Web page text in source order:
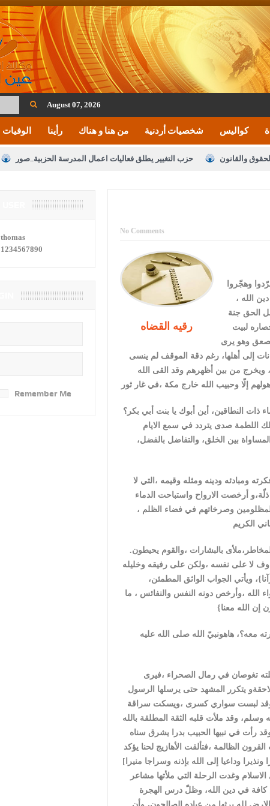
August 07, 2026
الوفيات رأينا من هنا و هناك شخصيات أردنية كواليس
حزب التغيير يطلق فعاليات اعمال المدرسة الحزبية..صور والقانون
النواب يقر مشروع تعديل قانون الملكية العقارية
دعوة المكلفين بخدمة العلم (الدفعة الثالثة) إلى مراجعة منصة خدمة العلم
القاضي محمود أحمد فريحات.. مبارك ومزيدا من التوفيق
No Comments
رقيه القضاه
وهجّروا
الله ،
الحق جنة
لبيت
وهو يرى
إلى أهلها، رغم دقة الموقف لم ينسى
ويخرج من بين أظهرهم وقد القى الله
إلّا وحبيب الله خارج مكة ،في غار ثور
النطاقين، أين أبوك يا بنت أبي بكر؟
تلك اللطمة صدى يتردد في سمع الايام
بين الخلق، والتفاضل بالفضل،
ومبادئه ودينه ومثله وقيمه ،التي لا
أرخصت الارواح واستباحت الدماء
وصرخاتهم في فضاء الظلم ،
الكريم
.ويقضي رسول الله صلى الله عليه وسلم وصاحبه الصدّيق في غار ثور أياما مليئة بالترقب ،محفوفة بالمخاطر،ملأى بالبشارات ،والقوم يحيطون
لا على نفسه ،ولكن على رفيقه وخليله
ويأتي الجواب الواثق المطمئن،
الله ،وأرخص دونه النفس والنفائس ، ما
معه؟، هاهونبيّ الله صلى الله عليه
تغوصان في رمال الصحراء ،فيرى
يتكرر المشهد حتى يرسلها الرسول
وقد لبست سواري كسرى ،ويسكت سراقة
وقد ملأت قلبه الثقة المطلقة بالله
وقد رأت في نبيها الحبيب بدرا يشرق سناه
الظالمة ،فتألقت الأهازيج لحنا يؤكد
وداعيا إلى الله بإذنه وسراجا منيرا]
وغدت الرحلة التي ملأتها مشاعر
كافة في دين الله، وظلّ درس الهجرة
thomas
1234567890
Remember Me